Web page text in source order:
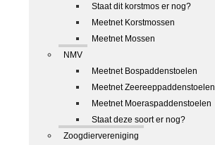
Staat dit korstmos er nog?
Meetnet Korstmossen
Meetnet Mossen
NMV
Meetnet Bospaddenstoelen
Meetnet Zeereeppaddenstoelen
Meetnet Moeraspaddenstoelen
Staat deze soort er nog?
Zoogdiervereniging